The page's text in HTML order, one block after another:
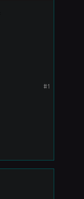
#1